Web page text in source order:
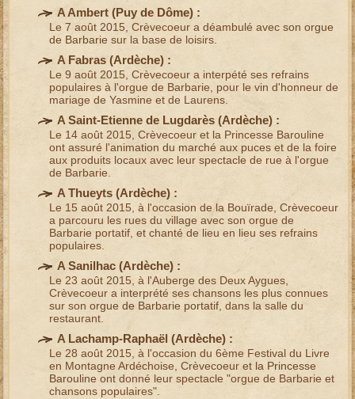
A Ambert (Puy de Dôme) :
Le 7 août 2015, Crèvecoeur a déambulé avec son orgue
de Barbarie sur la base de loisirs.
A Fabras (Ardèche) :
Le 9 août 2015, Crèvecoeur a interpété ses refrains
populaires à l'orgue de Barbarie, pour le vin d'honneur de
mariage de Yasmine et de Laurens.
A Saint-Etienne de Lugdarès (Ardèche) :
Le 14 août 2015, Crèvecoeur et la Princesse Barouline
ont assuré l'animation du marché aux puceset de la foire
aux produits locaux avec leur spectacle de rue à l'orgue
de Barbarie.
A Thueyts (Ardèche) :
Le 15 août 2015, à l'occasion de la Bouïrade, Crèvecoeur
a parcouru les rues du village avec son orgue de
Barbarie portatif, et chanté de lieu en lieu ses refrains
populaires.
A Sanilhac (Ardèche) :
Le 23 août 2015, à l'Auberge des Deux Aygues,
Crèvecoeur a interprété ses chansonsles plus connues
sur son orgue de Barbarie portatif, dans la salle du
restaurant.
A Lachamp-Raphaël (Ardèche) :
Le 28 août 2015, à l'occasion du 6ème Festival du Livre
en Montagne Ardéchoise, Crèvecoeur et la Princesse
Baroulineont donné leur spectacle "orgue de Barbarie et
chansons populaires".